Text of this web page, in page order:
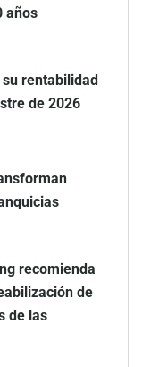
años
rentabilidad
de 2026
recomienda
de
de las